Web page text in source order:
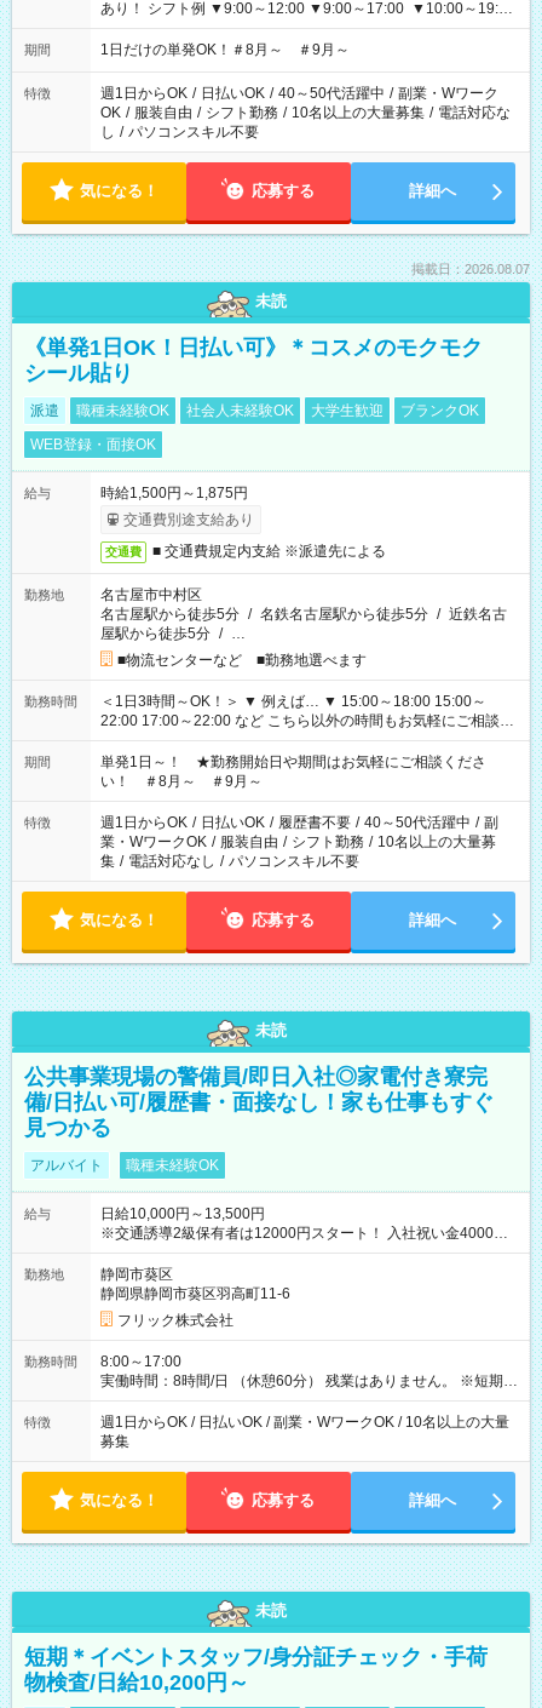
あり！ シフト例 ▼9:00～12:00 ▼9:00～17:00 ▼10:00～19:00
▼18:00～21:00
期間 1日だけの単発OK！＃8月～ ＃9月～
特徴 週1日からOK / 日払いOK / 40～50代活躍中 / 副業・Wワーク
OK / 服装自由 / シフト勤務 / 10名以上の大量募集 / 電話対応な
し / パソコンスキル不要
気になる！ 応募する 詳細へ
掲載日：2026.08.07
未読
《単発1日OK！日払い可》＊コスメのモクモク
シール貼り
派遣 職種未経験OK 社会人未経験OK 大学生歓迎
ブランクOK
WEB登録・面接OK
給与
時給1,500円～1,875円
交通費別途支給あり
交通費 ■ 交通費規定内支給 ※派遣先による
勤務地
名古屋市中村区
名古屋駅から徒歩5分 / 名鉄名古屋駅から徒歩5分 / 近鉄名古
屋駅から徒歩5分 / …
■物流センターなど ■勤務地選べます
勤務時間
＜1日3時間～OK！＞ ▼ 例えば… ▼ 15:00～18:00 15:00～
22:00 17:00～22:00 など こちら以外の時間もお気軽にご相談く
ださい！
期間
単発1日～！ ★勤務開始日や期間はお気軽にご相談くださ
い！ ＃8月～ ＃9月～
特徴 週1日からOK / 日払いOK / 履歴書不要 / 40～50代活躍中 / 副
業・WワークOK / 服装自由 / シフト勤務 / 10名以上の大量募
集 / 電話対応なし / パソコンスキル不要
気になる！ 応募する 詳細へ
未読
公共事業現場の警備員/即日入社◎家電付き寮完
備/日払い可/履歴書・面接なし！家も仕事もすぐ
見つかる
アルバイト 職種未経験OK
給与
日給10,000円～13,500円
※交通誘導2級保有者は12000円スタート！ 入社祝い金4000円
【試用期間】試用期間なし
勤務地
静岡市葵区
静岡県静岡市葵区羽高町11-6
フリック株式会社
勤務時間
8:00～17:00
実働時間：8時間/日 （休憩60分） 残業はありません。 ※短期の
募集は行っておりません。予めご了承くださいませ。
特徴
週1日からOK / 日払いOK / 副業・WワークOK / 10名以上の大量
募集
気になる！ 応募する 詳細へ
未読
短期＊イベントスタッフ/身分証チェック・手荷
物検査/日給10,200円～